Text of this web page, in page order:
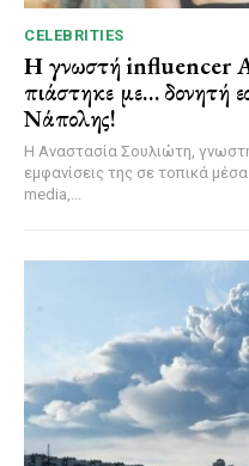
CELEBRITIES
Η γνωστή influencer
πιάστηκε με… δονητή
Νάπολης!
Η Αναστασία Σουλιώτη,
εμφανίσεις της σε τοπικά
media,...